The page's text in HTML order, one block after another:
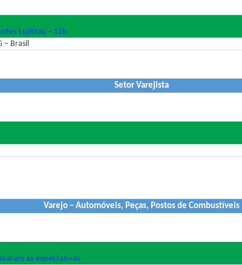
Lojistas – 11h
– Brasil
Setor Varejista
Varejo – Automóveis, Peças, Postos de Combustíveis
as expectativas